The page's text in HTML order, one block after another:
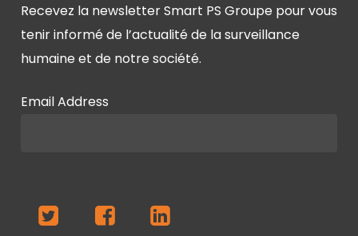
Recevez la newsletter Smart PS Groupe pour vous
tenir informé de l’actualité de la surveillance
humaine et de notre société.
Email Address